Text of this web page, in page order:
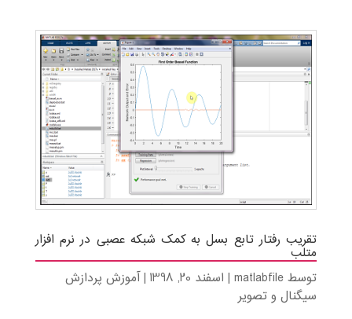
تقریب رفتار تابع بسل به کمک شبکه عصبی در نرم افزار
متلب
توسطmatlabfile
| اسفند 20, 1398 |آموزش پردازش
سیگنال و تصویر